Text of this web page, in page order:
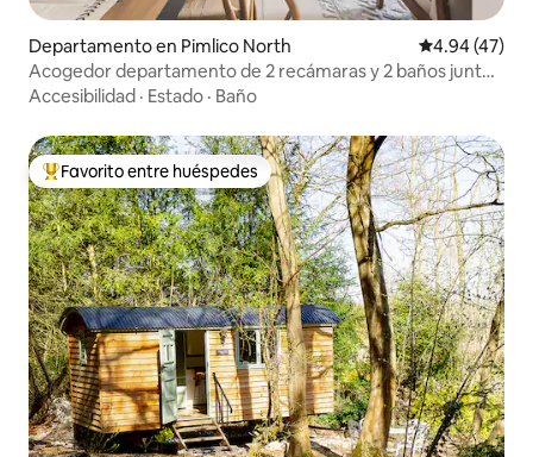
Departamento en Pimlico North Calificación
4.94 (47)
Acogedor departamento de 2 recámaras y 2 baños junto
a la estación Victoria
Accesibilidad · Estado · Baño
De los mejores en Favorito entre huéspedes
Favorito entre huéspedes